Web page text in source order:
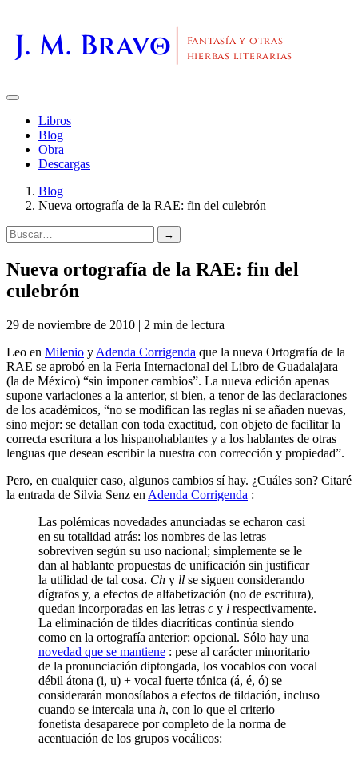
J. M. Bravo
Fantasía y otras
hierbas literarias
Libros
Blog
Obra
Descargas
Blog
Nueva ortografía de la RAE: fin del culebrón
→
Nueva ortografía de la RAE: fin del
culebrón
29 de noviembre de 2010 | 2 min de lectura
Leo en Milenio y Adenda Corrigenda que la nueva Ortografía de la
RAE se aprobó en la Feria Internacional del Libro de Guadalajara
(la de México) “sin imponer cambios”. La nueva edición apenas
supone variaciones a la anterior, si bien, a tenor de las declaraciones
de los académicos, “no se modifican las reglas ni se añaden nuevas,
sino mejor: se detallan con toda exactitud, con objeto de facilitar la
correcta escritura a los hispanohablantes y a los hablantes de otras
lenguas que desean escribir la nuestra con corrección y propiedad”.
Pero, en cualquier caso, algunos cambios sí hay. ¿Cuáles son? Citaré
la entrada de Silvia Senz en Adenda Corrigenda :
Las polémicas novedades anunciadas se echaron casi
en su totalidad atrás: los nombres de las letras
sobreviven según su uso nacional; simplemente se le
dan al hablante propuestas de unificación sin justificar
la utilidad de tal cosa. Ch y ll se siguen considerando
dígrafos y, a efectos de alfabetización (no de escritura),
quedan incorporadas en las letras c y l respectivamente.
La eliminación de tildes diacríticas continúa siendo
como en la ortografía anterior: opcional. Sólo hay una
novedad que se mantiene : pese al carácter minoritario
de la pronunciación diptongada, los vocablos con vocal
débil átona (i, u) + vocal fuerte tónica (á, é, ó) se
considerarán monosílabos a efectos de tildación, incluso
cuando se intercala una h, con lo que el criterio
fonetista desaparece por completo de la norma de
acentuación de los grupos vocálicos: